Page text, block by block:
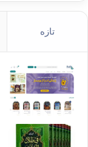
تازه